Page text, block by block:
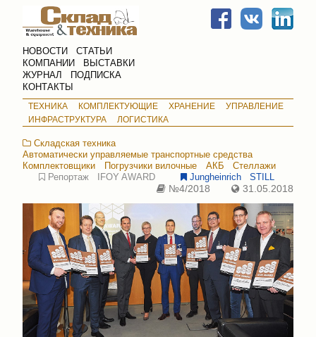
НОВОСТИ
СТАТЬИ
КОМПАНИИ
ВЫСТАВКИ
ЖУРНАЛ
ПОДПИСКА
КОНТАКТЫ
ТЕХНИКА КОМПЛЕКТУЮЩИЕ ХРАНЕНИЕ
УПРАВЛЕНИЕ
ИНФРАСТРУКТУРА
ЛОГИСТИКА
Складская техника
Автоматически управляемые транспортные средства
Комплектовщики
Погрузчики вилочные АКБ
Стеллажи
Репортаж
IFOY AWARD Jungheinrich
STILL
№4/2018
31.05.2018